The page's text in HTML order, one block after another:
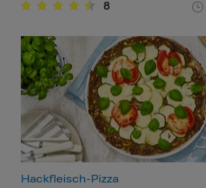
8
Hackfleisch-Pizza